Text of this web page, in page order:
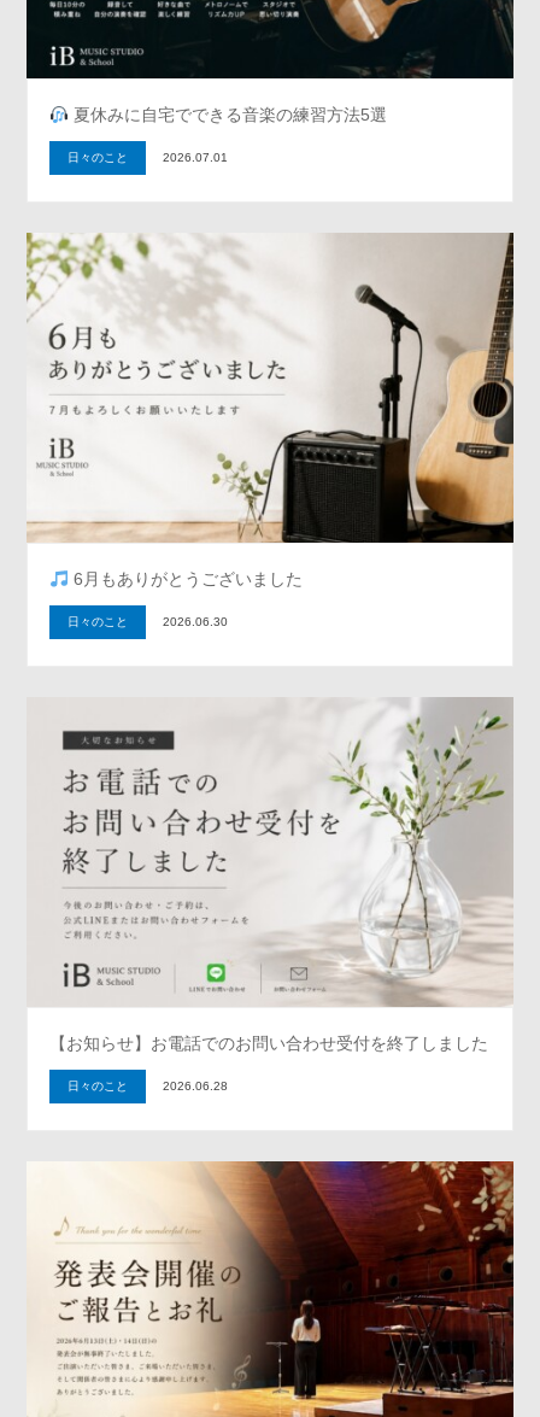
夏休みに自宅でできる音楽の練習方法5選
日々のこと 2026.07.01
6月もありがとうございました
日々のこと 2026.06.30
【お知らせ】お電話でのお問い合わせ受付を終了しました
日々のこと 2026.06.28